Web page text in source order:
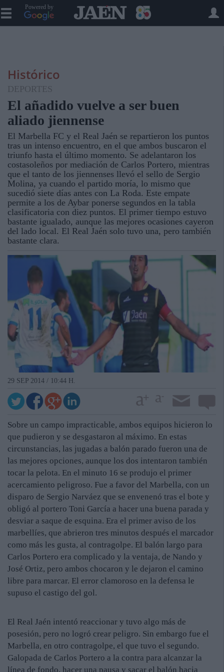
Powered by
Histórico
DEPORTES
El añadido vuelve a ser buen
aliado jiennense
El Marbella FC y el Real Jaén se repartieron los puntos
tras un intenso encuentro, en el que ambos buscaron el
triunfo hasta el último momento. Se adelantaron los
costasoleños por mediación de Carlos Portero, mientras
que el tanto de los jiennenses llevó el sello de Sergio
Molina, ya cuando el partido moría, lo mismo que
sucedió siete días antes con La Roda. Este empate
permite a los de Aybar ponerse segundos en la tabla
clasificatoria con diez puntos. El primer tiempo estuvo
bastante igualado, aunque las mejores ocasiones cayeron
del lado local. El Real Jaén solo tuvo una, pero también
bastante clara.
29 SEP 2014 / 10:44 H.
Sobre un campo impracticable, ambos equipos hicieron lo
que pudieron y se desgastaron al máximo. En estas
circunstancias, las jugadas a balón parado fueron una de
las mejores opciones, aunque los dos intentaron también
tocar la pelota. En el minuto 16 se produjo el primer
acercamiento peligroso. Fue a favor del Marbella, con un
disparo de Sergio Narváez que se envenenó tras el bote y
obligó al portero Toni García a hacer una buena parada y
desviar a saque de esquina. Era el primer aviso de los
marbellíes, que abrieron tres minutos después el marcador
como más les gusta, al contragolpe. El balón largo para
Carlos Portero era complicado y la ventaja, de Nando y
José Ortiz, pero ambos chocaron y le dejaron el camino
libre para marcar. El error clamoroso en la defensa le
supuso el castigo del gol.
El Real Jaén intentó reaccionar y tuvo algo más de
posesión, pero no logró crear peligro. Sin embargo fue el
Marbella, en otro contragolpe, el que tuvo el segundo.
Galopada de Carlos Portero a la contra para alcanzar la
línea de fondo, hacer una pausa y sacar el balón hacia